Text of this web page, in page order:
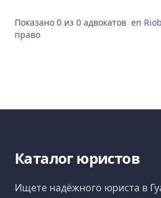
Показано 0 из 0 адвокатов en
право
Каталог юристов
Ищете надёжного юриста в